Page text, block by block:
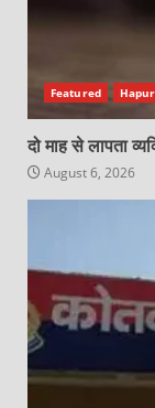
Featured
दो माह से लापता
August 6, 2026